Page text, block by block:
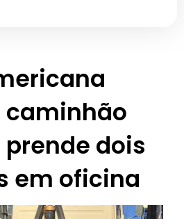
caminhão
dois
em oficina